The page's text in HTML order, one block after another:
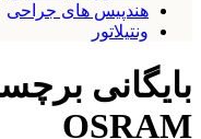
هندپیس های جراحی
ونتیلاتور
OSRAM